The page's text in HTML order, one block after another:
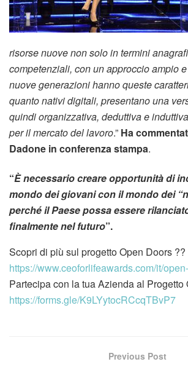
risorse nuove nonsolo in termini
competenziali, con un approccio ampio
nuove generazioni hanno queste
quanto nativi digitali, presentano una
quindi organizzativa, deduttiva e
per il mercato del lavoro.” Ha
Dadone in conferenza stampa.
“Ènecessario creare opportunità di
mondo dei giovani con il mondo dei
perché il Paese possa essere
finalmente nel futuro”.
Scopri di più sul progetto Open Doors ??
https://www.ceoforlifeawards.com/it/
Partecipa con la tua Azienda al Progetto
https://forms.gle/K9LYytocRCcqTBvP7
Previous Post